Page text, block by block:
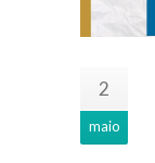
2
maio